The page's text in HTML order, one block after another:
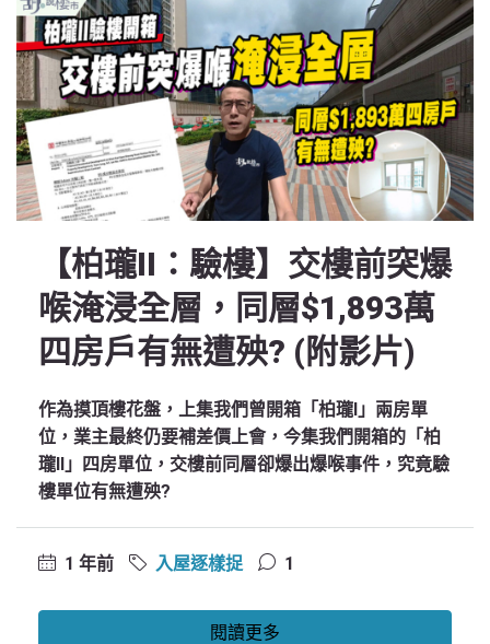
【柏瓏II：驗樓】交樓前突爆
喉淹浸全層，同層$1,893萬
四房戶有無遭殃? (附影片)
作為摸頂樓花盤，上集我們曾開箱「柏瓏I」兩房單
位，業主最終仍要補差價上會，今集我們開箱的「柏
瓏II」四房單位，交樓前同層卻爆出爆喉事件，究竟驗
樓單位有無遭殃?
1 年前 入屋逐樣捉 1
閱讀更多